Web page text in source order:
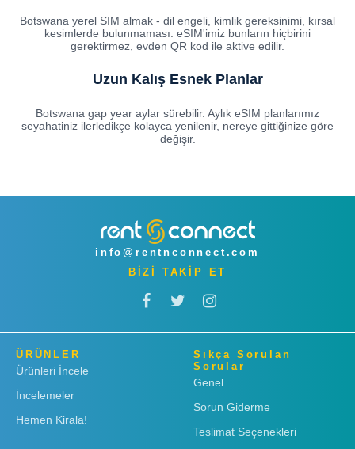
Botswana yerel SIM almak - dil engeli, kimlik gereksinimi, kırsal
kesimlerde bulunmaması. eSIM'imiz bunların hiçbirini
gerektirmez, evden QR kod ile aktive edilir.
Uzun Kalış Esnek Planlar
Botswana gap year aylar sürebilir. Aylık eSIM planlarımız
seyahatiniz ilerledikçe kolayca yenilenir, nereye gittiğinize göre
değişir.
info@rentnconnect.com
BİZİ TAKİP ET
ÜRÜNLER
Ürünleri İncele
İncelemeler
Hemen Kirala!
Sıkça Sorulan
Sorular
Genel
Sorun Giderme
Teslimat Seçenekleri